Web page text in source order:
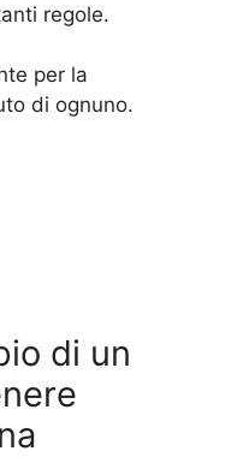
regole.
per la
di ognuno.
di un